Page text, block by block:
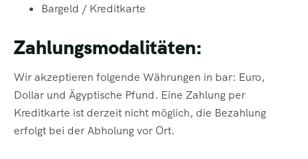
Bargeld / Kreditkarte
Zahlungsmodalitäten:
Wir akzeptieren folgende Währungen in bar: Euro,
Dollar und Ägyptische Pfund. Eine Zahlung per
Kreditkarte ist derzeit nicht möglich, die Bezahlung
erfolgt bei der Abholung vor Ort.